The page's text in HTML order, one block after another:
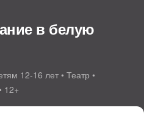
в белую
12-16 лет • Театр •
12+